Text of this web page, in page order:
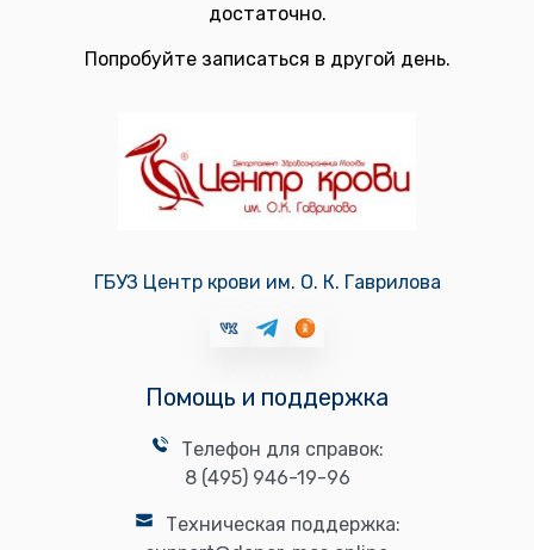
достаточно.
Попробуйте записаться в другой день.
ГБУЗ Центр крови им. О. К. Гаврилова
Помощь и поддержка
Телефон для справок:
8 (495) 946-19-96
Техническая поддержка: